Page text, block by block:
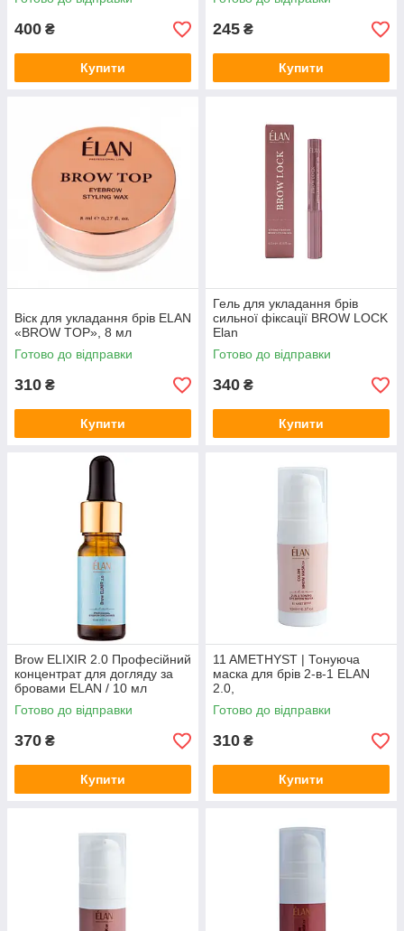
400 ₴
Купити
245 ₴
Купити
Віск для укладання брів ELAN
«BROW TOP», 8 мл
Готово до відправки
310 ₴
Купити
Гель для укладання брів
сильної фіксації BROW LOCK
Elan
Готово до відправки
340 ₴
Купити
Brow ELIXIR 2.0 Професійний
концентрат для догляду за
бровами ELAN / 10 мл
Готово до відправки
370 ₴
Купити
11 AMETHYST | Тонуюча
маска для брів 2-в-1 ELAN
2.0,
Готово до відправки
310 ₴
Купити